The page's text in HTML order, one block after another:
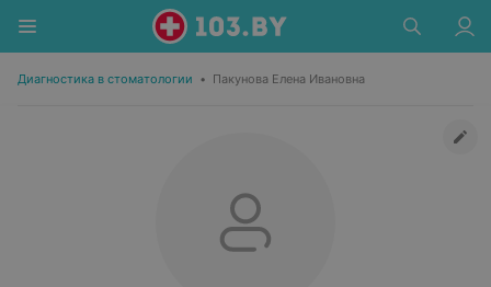
Диагностика в стоматологии • Пакунова Елена Ивановна